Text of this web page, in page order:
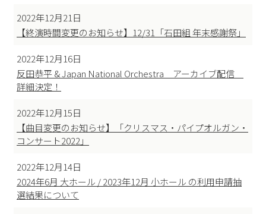
2022年12月21日
【終演時間変更のお知らせ】12/31「石田組 年末感謝祭」
2022年12月16日
反田恭平 & Japan National Orchestra アーカイブ配信
詳細決定！
2022年12月15日
【曲目変更のお知らせ】「クリスマス・パイプオルガン・
コンサート2022」
2022年12月14日
2024年6月 大ホール / 2023年12月 小ホール の利用申請抽
選結果について